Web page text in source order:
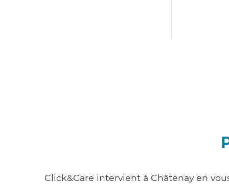
Click&Care intervient à Châtenay en